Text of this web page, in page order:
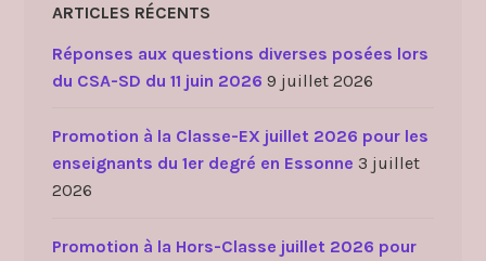
ARTICLES RÉCENTS
Réponses aux questions diverses posées lors
du CSA-SD du 11 juin 2026 9 juillet 2026
Promotion à la Classe-EX juillet 2026 pour les
enseignants du 1er degré en Essonne 3 juillet
2026
Promotion à la Hors-Classe juillet 2026 pour